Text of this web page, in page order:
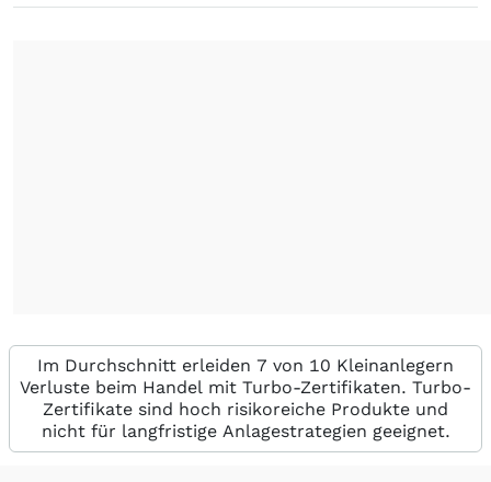
Im Durchschnitt erleiden 7 von 10 Kleinanlegern
Verluste beim Handel mit Turbo-Zertifikaten. Turbo-
Zertifikate sind hoch risikoreiche Produkte und
nicht für langfristige Anlagestrategien geeignet.